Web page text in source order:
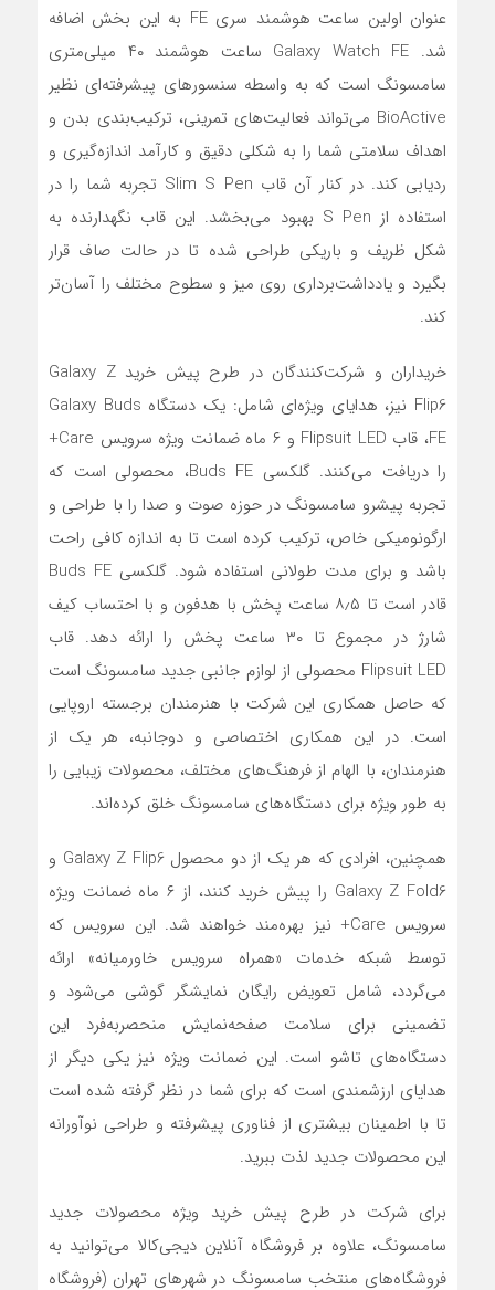
عنوان اولین ساعت هوشمند سری FE به این بخش اضافه
شد. Galaxy Watch FE ساعت هوشمند ۴۰ میلی‌متری
سامسونگ است که به واسطه سنسورهای پیشرفته‌ای نظیر
BioActive می‌تواند فعالیت‌های تمرینی، ترکیب‌بندی بدن و
اهداف سلامتی شما را به شکلی دقیق و کارآمد اندازه‌گیری و
ردیابی کند. در کنار آن قاب Slim S Pen تجربه شما را در
استفاده از S Pen بهبود می‌بخشد. این قاب نگهدارنده به
شکل ظریف و باریکی طراحی شده تا در حالت صاف قرار
بگیرد و یادداشت‌برداری روی میز و سطوح مختلف را آسان‌تر
کند.
خریداران و شرکت‌کنندگان در طرح پیش‌ خرید Galaxy Z
Flip6 نیز، هدایای ویژه‌ای شامل: یک دستگاه Galaxy Buds
FE، قاب Flipsuit LED و ۶ ماه ضمانت ویژه سرویس Care+
را دریافت می‌کنند. گلکسی Buds FE، محصولی است که
تجربه پیشرو سامسونگ در حوزه صوت و صدا را با طراحی و
ارگونومیکی خاص، ترکیب کرده است تا به اندازه کافی راحت
باشد و برای مدت طولانی استفاده شود. گلکسی Buds FE
قادر است تا ۸٫۵ ساعت پخش با هدفون و با احتساب کیف
شارژ در مجموع تا ۳۰ ساعت پخش را ارائه دهد. قاب
Flipsuit LED محصولی از لوازم جانبی جدید سامسونگ است
که حاصل همکاری این شرکت با هنرمندان برجسته اروپایی
است. در این همکاری اختصاصی و دوجانبه، هر یک از
هنرمندان، با الهام از فرهنگ‌های مختلف، محصولات زیبایی را
به طور ویژه برای دستگاه‌های سامسونگ خلق کرده‌اند.
همچنین، افرادی که هر یک از دو محصول Galaxy Z Flip6 و
Galaxy Z Fold6 را پیش‌ خرید کنند، از ۶ ماه ضمانت ویژه
سرویس Care+ نیز بهره‌مند خواهند شد. این سرویس که
توسط شبکه خدمات «همراه سرویس خاورمیانه» ارائه
می‌گردد، شامل تعویض رایگان نمایشگر گوشی می‌شود و
تضمینی برای سلامت صفحه‌نمایش منحصربه‌فرد این
دستگاه‌های تاشو است. این ضمانت ویژه نیز یکی دیگر از
هدایای ارزشمندی است که برای شما در نظر گرفته شده است
تا با اطمینان بیشتری از فناوری پیشرفته و طراحی نوآورانه
این محصولات جدید لذت ببرید.
برای شرکت در طرح پیش‌ خرید ویژه محصولات جدید
سامسونگ، علاوه بر فروشگاه آنلاین دیجی‌کالا می‌توانید به
فروشگاه‌های منتخب سامسونگ در شهرهای تهران (فروشگاه